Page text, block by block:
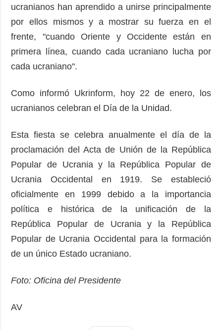
ucranianos han aprendido a unirse principalmente
por ellos mismos y a mostrar su fuerza en el
frente, "cuando Oriente y Occidente están en
primera línea, cuando cada ucraniano lucha por
cada ucraniano".
Como informó Ukrinform, hoy 22 de enero, los
ucranianos celebran el Día de la Unidad.
Esta fiesta se celebra anualmente el día de la
proclamación del Acta de Unión de la República
Popular de Ucrania y la República Popular de
Ucrania Occidental en 1919. Se estableció
oficialmente en 1999 debido a la importancia
política e histórica de la unificación de la
República Popular de Ucrania y la República
Popular de Ucrania Occidental para la formación
de un único Estado ucraniano.
Foto: Oficina del Presidente
AV